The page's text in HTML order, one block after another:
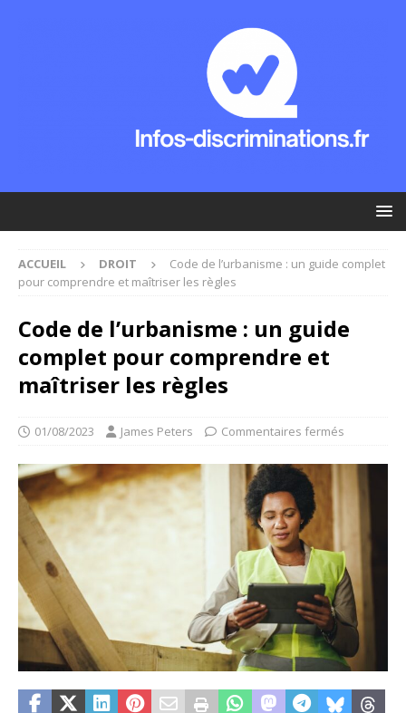
ACCUEIL DROIT
Code de l’urbanisme : un guide complet
pour comprendre et maîtriser les règles
Code de l’urbanisme : un guide
complet pour comprendre et
maîtriser les règles
01/08/2023 James Peters Commentaires fermés